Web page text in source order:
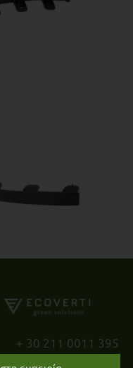
+ 30 211 0011 395